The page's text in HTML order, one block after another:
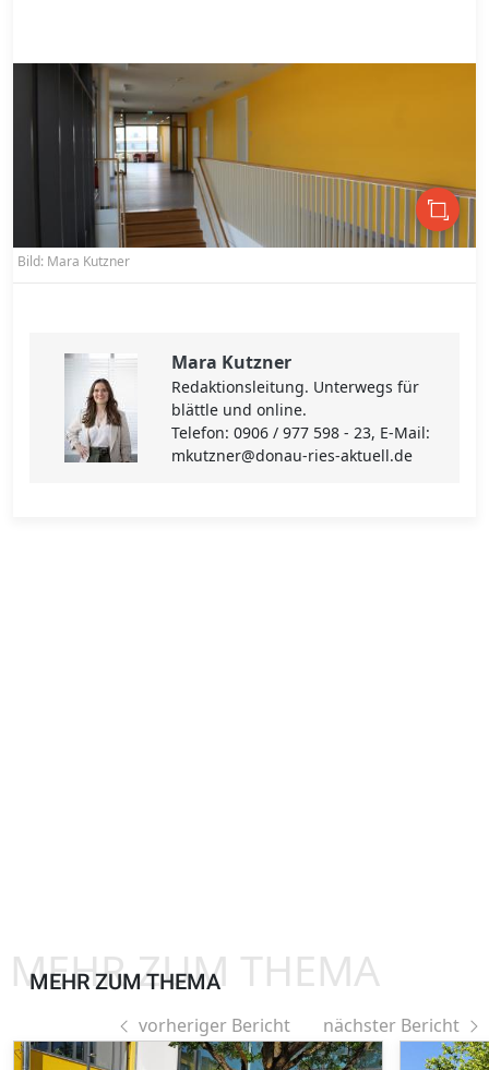
Bild: Mara Kutzner
Mara Kutzner
Redaktionsleitung. Unterwegs für
blättle und online.
Telefon: 0906 / 977 598 - 23, E-Mail:
mkutzner@donau-ries-aktuell.de
MEHR ZUM THEMA
MEHR ZUM THEMA
vorheriger Bericht nächster Bericht